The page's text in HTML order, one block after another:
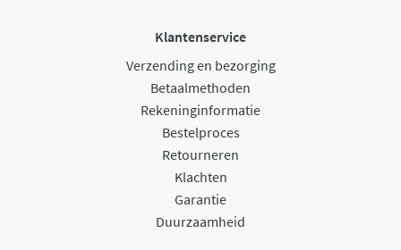
Klantenservice
Verzending en bezorging
Betaalmethoden
Rekeninginformatie
Bestelproces
Retourneren
Klachten
Garantie
Duurzaamheid